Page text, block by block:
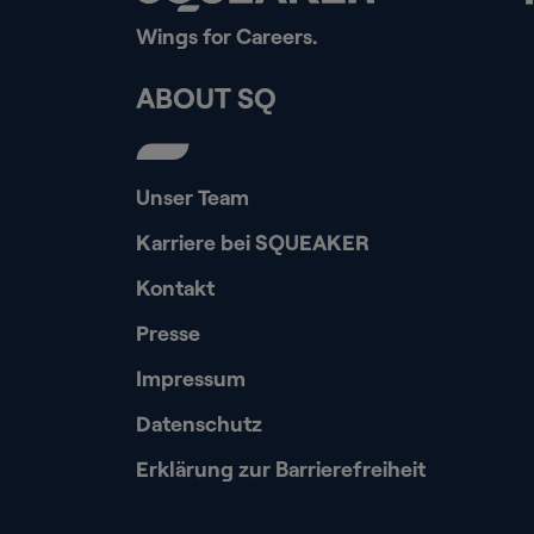
Wings for Careers.
ABOUT SQ
Unser Team
Karriere bei SQUEAKER
Kontakt
Presse
Impressum
Datenschutz
Erklärung zur Barrierefreiheit